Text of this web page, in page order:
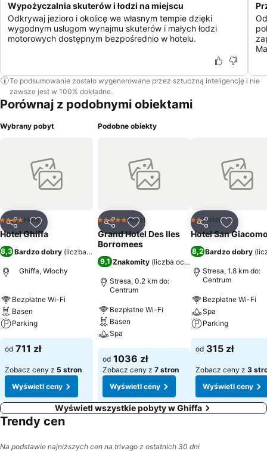
Wypożyczalnia skuterów i łodzi na miejscu
Odkrywaj jezioro i okolicę we własnym tempie dzięki
wygodnym usługom wynajmu skuterów i małych łodzi
motorowych dostępnym bezpośrednio w hotelu.
To podsumowanie zostało wygenerowane przez sztuczną inteligencję i nie
zawsze jest w 100% dokładne.
Porównaj z podobnymi obiektami
Wybrany pobyt
UdostępnijDodaj do ulubionych
4 Kategoria
Hotel
Hotel Ghiffa
8,3Bardzo dobry (liczba ocen: 1085
Ghiffa, Włochy
Bezpłatne Wi-Fi
Basen
Parking
od 711 zł
Zobacz ceny z 5 stron
Wyświetl ceny
Podobne obiekty
UdostępnijDodaj do ulubionych
5 KategoriaHotel
Grand Hotel Des Iles
Borromees
9,1 Znakomity (liczba ocen: 8154
Stresa, 0.2 km do:
Centrum
Bezpłatne Wi-Fi
Basen
Spa
od 1036 zł
Zobacz ceny z 7 stron
Wyświetl ceny
UdostępnijDodaj
2 Kategoria
Hotel
Hotel San
8,2Bardzo dobry (
Stresa, 1.8 km do:
Centrum
Bezpłatne Wi-Fi
Spa
Parking
od 315 zł
Zobacz ceny z 3
Wyświetl ceny
Wyświetl wszystkie pobyty w Ghiffa
Trendy cen
Na podstawie najniższych cen na trivago z ostatnich 30 dni